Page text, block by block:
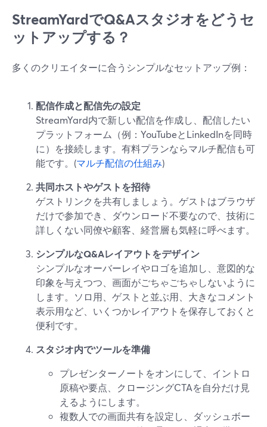
StreamYardでQ&Aスタジオをどうセ
ットアップする？
多くのクリエイターに合うシンプルなセットアップ例：
配信作成と配信先の設定
StreamYard内で新しい配信を作成し、配信したい
プラットフォーム（例：YouTubeとLinkedInを同時
に）を接続します。有料プランならマルチ配信も可
能です。(マルチ配信の仕組み)
共同ホストやゲストを招待
ゲストリンクを共有しましょう。ゲストはブラウザ
だけで参加でき、ダウンロード不要なので、技術に
詳しくない同僚や顧客、経営層も気軽に呼べます。
シンプルなQ&Aレイアウトをデザイン
シンプルなオーバーレイやロゴを追加し、意図的な
印象を与えつつ、画面がごちゃごちゃしないように
します。ソロ用、ゲストと並ぶ用、大きなコメント
表示用など、いくつかレイアウトを保存しておくと
便利です。
スタジオ内でツールを準備
プレゼンターノートをオンにして、イントロ
原稿や要点、クロージングCTAを自分だけ見
えるようにします。
複数人での画面共有を設定し、ダッシュボー